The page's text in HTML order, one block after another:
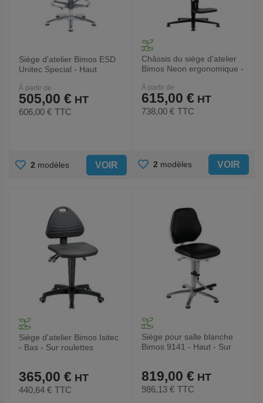
Siège d'atelier Bimos ESD
Unitec Special - Haut
À partir de
505,00 €
606,00 € TTC
AJOUTER
FAVORIS
2 modèles VOIR
Châssis du siège d'atelier
Bimos Neon ergonomique -
À partir de
615,00 €
738,00 € TTC
AJOUTER
2 modèles VOIR
Siège d'atelier Bimos Isitec
- Bas - Sur roulettes
365,00 €
440,64 € TTC
Siège pour salle blanche
Bimos 9141 - Haut - Sur
819,00 €
986,13 € TTC